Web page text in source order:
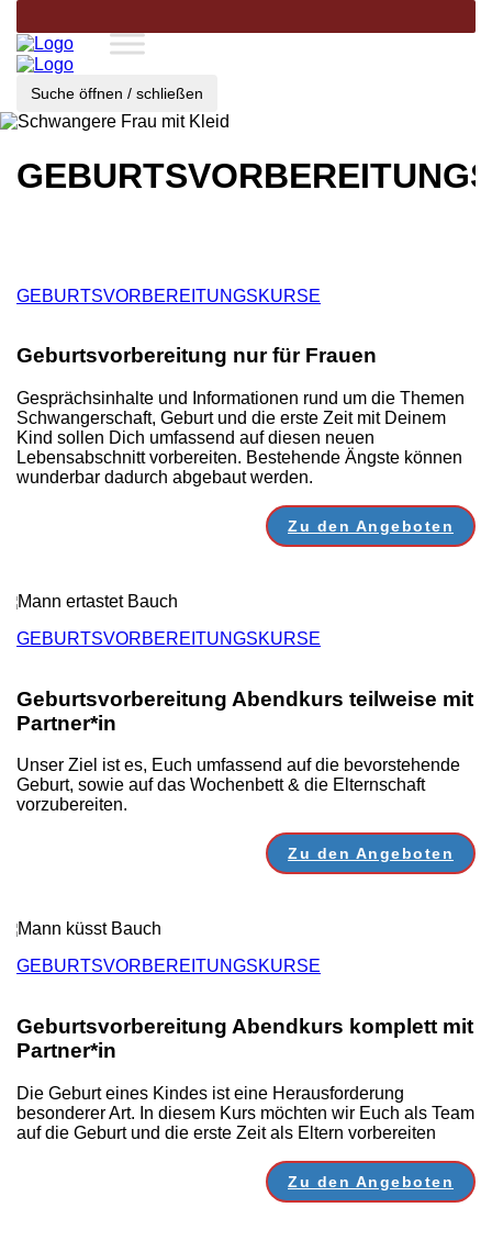
Suche öffnen / schließen
GEBURTSVORBEREITUNGSKURSE
Geburtsvorbereitung nur für Frauen
Gesprächsinhalte und Informationen rund um die Themen
Schwangerschaft, Geburt und die erste Zeit mit Deinem
Kind sollen Dich umfassend auf diesen neuen
Lebensabschnitt vorbereiten. Bestehende Ängste können
wunderbar dadurch abgebaut werden.
Zu den Angeboten
GEBURTSVORBEREITUNGSKURSE
Geburtsvorbereitung Abendkurs teilweise mit
Partner*in
Unser Ziel ist es, Euch umfassend auf die bevorstehende
Geburt, sowie auf das Wochenbett & die Elternschaft
vorzubereiten.
Zu den Angeboten
GEBURTSVORBEREITUNGSKURSE
Geburtsvorbereitung Abendkurs komplett mit
Partner*in
Die Geburt eines Kindes ist eine Herausforderung
besonderer Art. In diesem Kurs möchten wir Euch als Team
auf die Geburt und die erste Zeit als Eltern vorbereiten
Zu den Angeboten